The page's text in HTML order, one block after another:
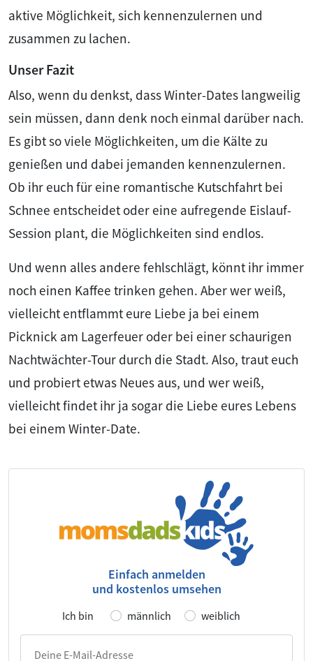
aktive Möglichkeit, sich kennenzulernen und
zusammen zu lachen.
Unser Fazit
Also, wenn du denkst, dass Winter-Dates langweilig
sein müssen, dann denk noch einmal darüber nach.
Es gibt so viele Möglichkeiten, um die Kälte zu
genießen und dabei jemanden kennenzulernen.
Ob ihr euch für eine romantische Kutschfahrt bei
Schnee entscheidet oder eine aufregende Eislauf-
Session plant, die Möglichkeiten sind endlos.
Und wenn alles andere fehlschlägt, könnt ihr immer
noch einen Kaffee trinken gehen. Aber wer weiß,
vielleicht entflammt eure Liebe ja bei einem
Picknick am Lagerfeuer oder bei einer schaurigen
Nachtwächter-Tour durch die Stadt. Also, traut euch
und probiert etwas Neues aus, und wer weiß,
vielleicht findet ihr ja sogar die Liebe eures Lebens
bei einem Winter-Date.
Einfach anmelden
und kostenlos umsehen
Ich bin männlich weiblich
Deine E-Mail-Adresse